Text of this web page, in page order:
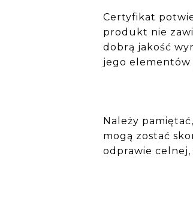
Certyfikat
produkt nie
dobrą jakość
jego elementów
Należy
mogą zostać
odprawie